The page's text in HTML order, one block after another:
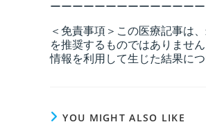
ーーーーーーーーーーーーー
＜免責事項＞この医療記事は
を推奨するものではありませ
情報を利用して生じた結果に
YOU MIGHT ALSO LIKE